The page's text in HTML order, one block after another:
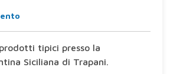
tipici presso la
Siciliana di Trapani.